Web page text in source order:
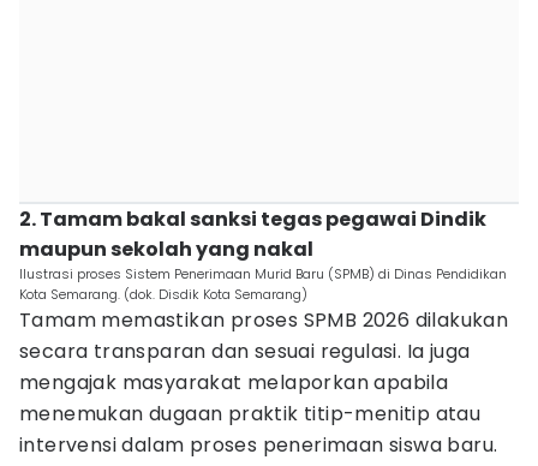
2. Tamam bakal sanksi tegas pegawai Dindik
maupun sekolah yang nakal
Ilustrasi proses Sistem Penerimaan Murid Baru (SPMB) di Dinas Pendidikan
Kota Semarang. (dok. Disdik Kota Semarang)
Tamam memastikan proses SPMB 2026 dilakukan
secara transparan dan sesuai regulasi. Ia juga
mengajak masyarakat melaporkan apabila
menemukan dugaan praktik titip-menitip atau
intervensi dalam proses penerimaan siswa baru.